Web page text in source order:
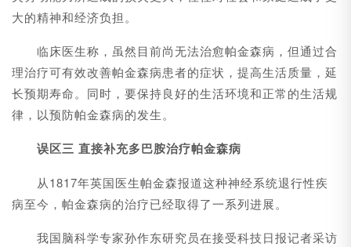
大的精神和经济负担。
临床医生称，虽然目前尚无法治愈帕金森病，但通过合
理治疗可有效改善帕金森病患者的症状，提高生活质量，延
长预期寿命。同时，要保持良好的生活环境和正常的生活规
律，以预防帕金森病的发生。
误区三 直接补充多巴胺治疗帕金森病
从1817年英国医生帕金森报道这种神经系统退行性疾
病至今，帕金森病的治疗已经取得了一系列进展。
我国脑科学专家孙作东研究员在接受科技日报记者采访